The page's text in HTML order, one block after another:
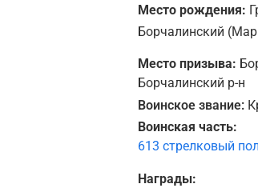
Место рождения:
Борчалинский
Место призыва:
Борчалинский р-н
Воинское звание:
Воинская часть:
613 стрелковый
Награды: